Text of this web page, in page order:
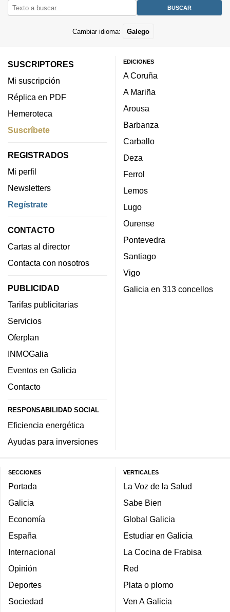
Cambiar idioma: Galego
SUSCRIPTORES
Mi suscripción
Réplica en PDF
Hemeroteca
Suscríbete
REGISTRADOS
Mi perfil
Newsletters
Regístrate
CONTACTO
Cartas al director
Contacta con nosotros
PUBLICIDAD
Tarifas publicitarias
Servicios
Oferplan
INMOGalia
Eventos en Galicia
Contacto
RESPONSABILIDAD SOCIAL
Eficiencia energética
Ayudas para inversiones
EDICIONES
A Coruña
A Mariña
Arousa
Barbanza
Carballo
Deza
Ferrol
Lemos
Lugo
Ourense
Pontevedra
Santiago
Vigo
Galicia en 313 concellos
SECCIONES
Portada
Galicia
Economía
España
Internacional
Opinión
Deportes
Sociedad
VERTICALES
La Voz de la Salud
Sabe Bien
Global Galicia
Estudiar en Galicia
La Cocina de Frabisa
Red
Plata o plomo
Ven A Galicia